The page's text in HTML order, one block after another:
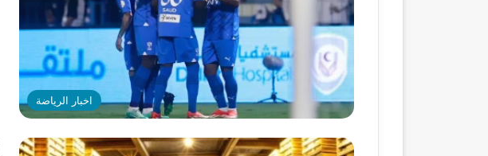
اخبار الرياضة